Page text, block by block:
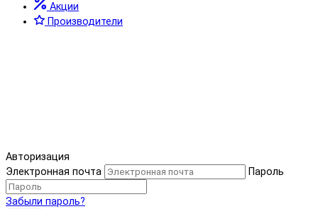
Акции
Производители
Авторизация
Электронная почта
Пароль
Забыли пароль?